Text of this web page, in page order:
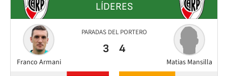
LÍDERES
PARADAS DEL PORTERO
Franco Armani
3
Matias Mansilla
4